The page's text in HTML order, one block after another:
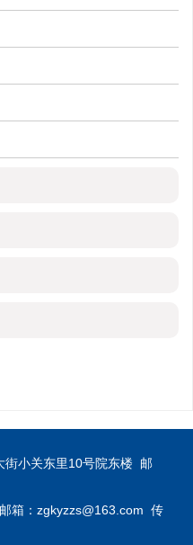
街小关东里10号院东楼 邮
箱： zgkyzzs@163.com 传